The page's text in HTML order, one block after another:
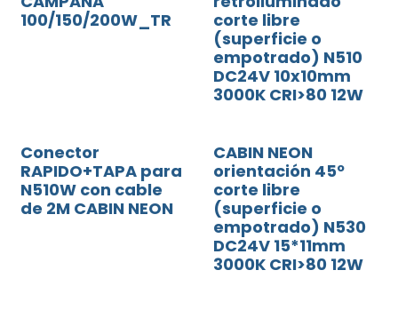
100/150/200W_TR
corte libre
(superficie o
empotrado) N510
DC24V 10x10mm
3000K CRI>80 12W
Conector
RAPIDO+TAPA para
N510W con cable
de 2M CABIN NEON
CABIN NEON
orientación 45º
corte libre
(superficie o
empotrado) N530
DC24V 15*11mm
3000K CRI>80 12W